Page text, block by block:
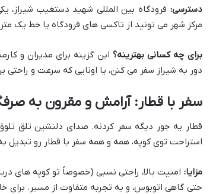
دسترسی: فرودگاه بین المللی شهید دستغیب شیراز،
مرکز شهر می تونید از تاکسی های فرودگاه یا خط یک
برای چه کسانی بهترینه؟ این گزینه برای مدیران و
دور به شیراز سفر می کنن، یا اونایی که سرعت و راحتی
سفر با قطار: آرامش و مقرون به
قطار یه جور دیگه سفر کردنه. صدای دلنشین تلق
استراحت توی کوپه، همه و همه سفر با قطار رو تبدیل
مزایا: امنیت بالا، راحتی نسبی (خصوصاً تو کوپه های
حتی گاهی اتوبوس، و یه تجربه متفاوت از مسیر.